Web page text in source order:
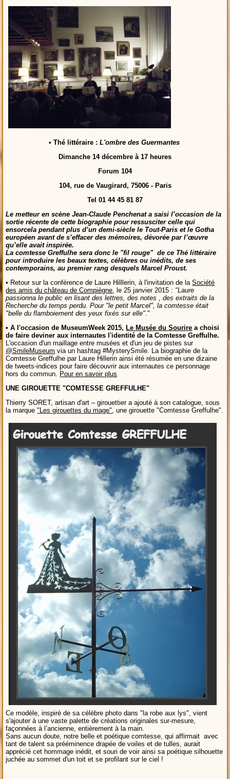
• Thé littéraire : L'ombre des Guermantes
Dimanche 14 décembre à 17 heures
Forum 104
104, rue de Vaugirard, 75006 - Paris
Tel 01 44 45 81 87
Le metteur en scène Jean-Claude Penchenat a saisi l’occasion de la
sortie récente de cette biographie pour ressusciter celle qui
ensorcela pendant plus d’un demi-siècle le Tout-Paris et le Gotha
européen avant de s’effacer des mémoires, dévorée par l’œuvre
qu’elle avait inspirée.
La comtesse Greffulhe sera donc le "fil rouge" de ce Thé littéraire
pour introduire les beaux textes, célèbres ou inédits, de ses
contemporains, au premier rang desquels Marcel Proust.
• Retour sur la conférence de Laure Hilllerin, à l'invitation de laSociété
des amis du château de Compiègne, le 25 janvier 2015 : "Laure
passionna le public en lisant des lettres, des notes , des extraits de la
Recherche du temps perdu. Pour "le petit Marcel", la comtesse était
"belle du flamboiement des yeux fixés sur elle"."
• A l'occasion de MuseumWeek 2015, Le Musée du Sourire a choisi
de faire deviner aux internautes l'identité de la Comtesse Greffulhe.
L'occasion d'un maillage entre musées et d'un jeu de pistes sur
@SmileMuseum via un hashtag #MysterySmile. La biographie de la
Comtesse Greffulhe par Laure Hillerin ainsi été résumée en une dizaine
de tweets-indices pour faire découvrir aux internautes ce personnage
hors du commun. Pour en savoir plus
UNE GIROUETTE "COMTESSE GREFFULHE"
Thierry SORET, artisan d'art – girouettier a ajouté à son catalogue, sous
la marque"Les girouettes du mage", une girouette "Comtesse Greffulhe".
Ce modèle, inspiré de sa célèbre photo dans "la robe aux lys", vient
s'ajouter à une vaste palette de créations originales sur-mesure,
façonnées à l’ancienne, entièrement à la main.
Sans aucun doute, notre belle et poétique comtesse, qui affirmait avec
tant de talent sa prééminence drapée de voiles et de tulles, aurait
apprécié cet hommage inédit, et souri de voir ainsi sa poétique silhouette
juchée au sommet d'un toit et se profilant sur le ciel !